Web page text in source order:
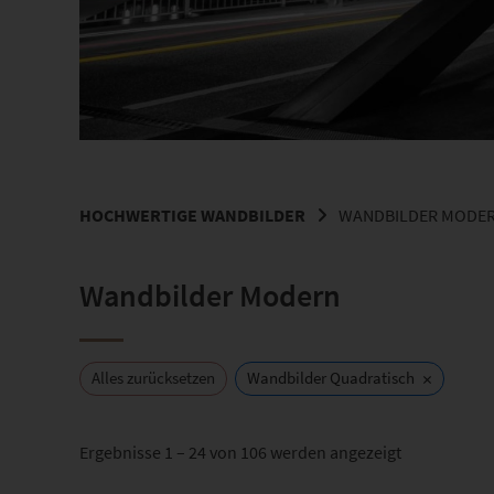
HOCHWERTIGE WANDBILDER WANDBILDER
Wandbilder Modern
Alles zurücksetzen Wandbilder Quadratisch ×
Ergebnisse 1 – 24 von 106 werden angezeigtNach